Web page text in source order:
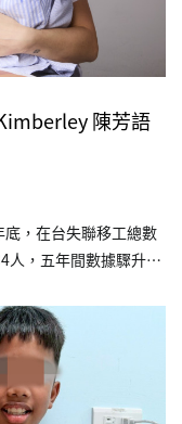
陳芳語
，在台失聯移工總數
人，五年間數據驟升近
「不分國籍兒童全日
人 Kimberley 陳芳語
中掙扎的小生命，確
金會受助的孩子中，